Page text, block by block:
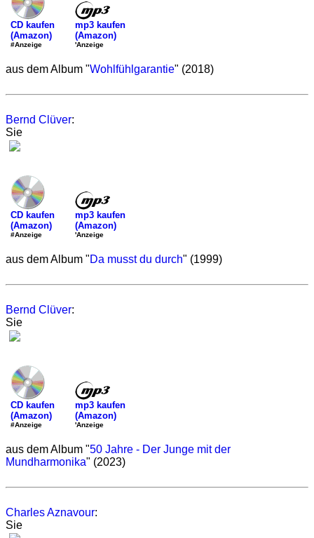
CD kaufen
(Amazon)
#Anzeige
mp3 kaufen
(Amazon)
'Anzeige
aus dem Album "Wohlfühlgarantie" (2018)
Bernd Clüver:
Sie
CD kaufen
(Amazon)
#Anzeige
mp3 kaufen
(Amazon)
'Anzeige
aus dem Album "Da musst du durch" (1999)
Bernd Clüver:
Sie
CD kaufen
(Amazon)
#Anzeige
mp3 kaufen
(Amazon)
'Anzeige
aus dem Album "50 Jahre - Der Junge mit der
Mundharmonika" (2023)
Charles Aznavour:
Sie